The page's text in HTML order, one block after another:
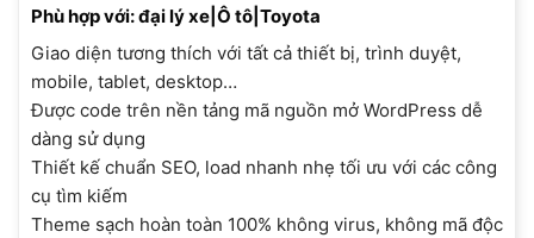
Phù hợp với: đại lý xe|Ô tô|Toyota
Giao diện tương thích với tất cả thiết bị, trình duyệt,
mobile, tablet, desktop…
Được code trên nền tảng mã nguồn mở WordPress dễ
dàng sử dụng
Thiết kế chuẩn SEO, load nhanh nhẹ tối ưu với các công
cụ tìm kiếm
Theme sạch hoàn toàn 100% không virus, không mã độc